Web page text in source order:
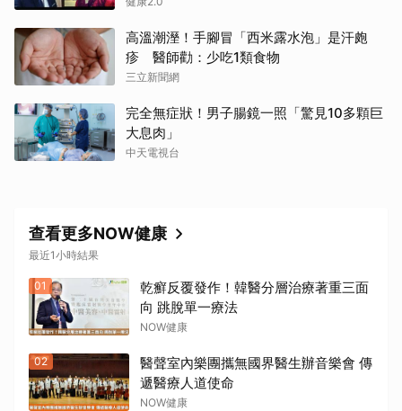
高溫潮溼！手腳冒「西米露水泡」是汗皰
疹 醫師勸：少吃1類食物
三立新聞網
完全無症狀！男子腸鏡一照「驚見10多顆巨
大息肉」
中天電視台
查看更多NOW健康
最近1小時結果
01
乾癬反覆發作！韓醫分層治療著重三面
向 跳脫單一療法
NOW健康
02
醫聲室內樂團攜無國界醫生辦音樂會 傳
遞醫療人道使命
NOW健康